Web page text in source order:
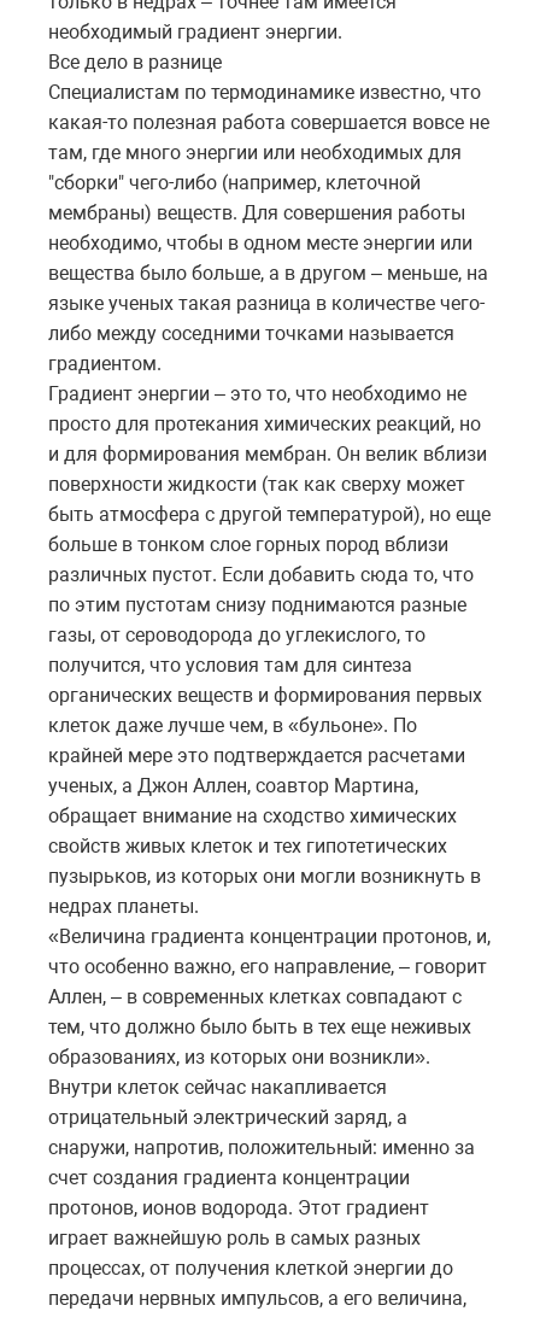
необходимый градиент энергии.
Все дело в разнице
Специалистам по термодинамике известно, что
какая-то полезная работа совершается вовсе не
там, где много энергии или необходимых для
"сборки" чего-либо (например, клеточной
мембраны) веществ. Для совершения работы
необходимо, чтобы в одном месте энергии или
вещества было больше, а в другом – меньше, на
языке ученых такая разница в количестве чего-
либо между соседними точками называется
градиентом.
Градиент энергии – это то, что необходимо не
просто для протекания химических реакций, но
и для формирования мембран. Он велик вблизи
поверхности жидкости (так как сверху может
быть атмосфера с другой температурой), но еще
больше в тонком слое горных пород вблизи
различных пустот. Если добавить сюда то, что
по этим пустотам снизу поднимаются разные
газы, от сероводорода до углекислого, то
получится, что условия там для синтеза
органических веществ и формирования первых
клеток даже лучше чем, в «бульоне». По
крайней мере это подтверждается расчетами
ученых, а Джон Аллен, соавтор Мартина,
обращает внимание на сходство химических
свойств живых клеток и тех гипотетических
пузырьков, из которых они могли возникнуть в
недрах планеты.
«Величина градиента концентрации протонов, и,
что особенно важно, его направление, – говорит
Аллен, – в современных клетках совпадают с
тем, что должно было быть в тех еще неживых
образованиях, из которых они возникли».
Внутри клеток сейчас накапливается
отрицательный электрический заряд, а
снаружи, напротив, положительный: именно за
счет создания градиента концентрации
протонов, ионов водорода. Этот градиент
играет важнейшую роль в самых разных
процессах, от получения клеткой энергии до
передачи нервных импульсов, а его величина,